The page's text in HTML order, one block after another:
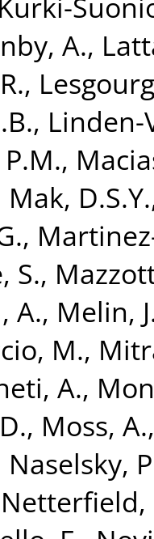
A.,
,
, Linden-
,
Mak, D.S.Y.
,
S.,
A., Melin,
M.,
A.,
, Moss, A.
Naselsky,
Netterfield,